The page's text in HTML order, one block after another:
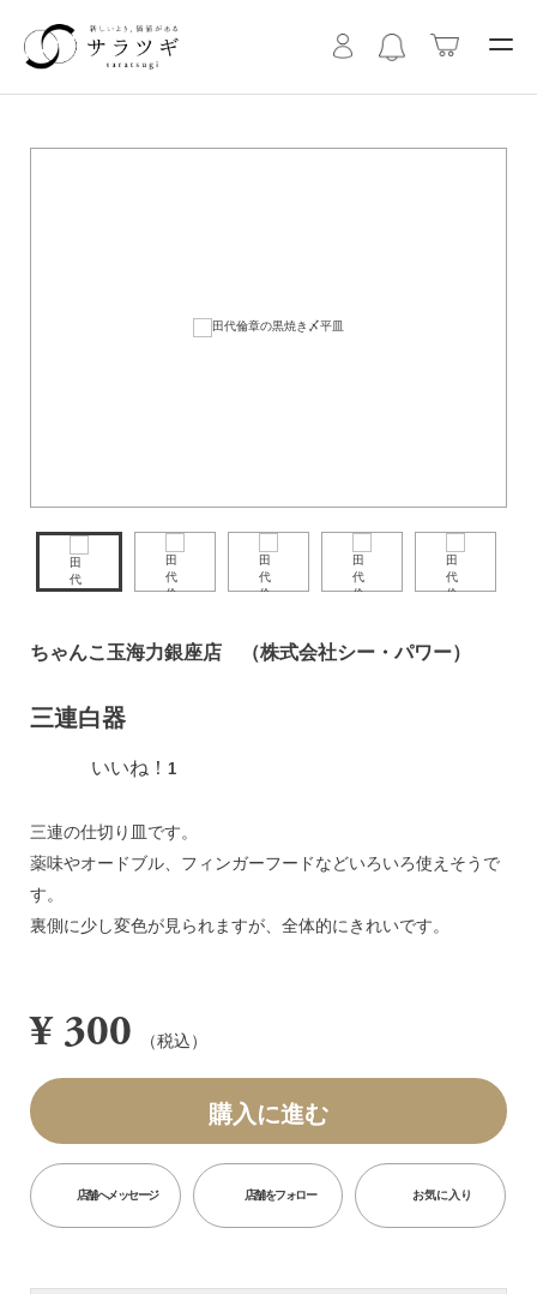
ちゃんこ玉海力銀座店 （株式会社シー・パワー）
三連白器
いいね！ 1
三連の仕切り皿です。
薬味やオードブル、フィンガーフードなどいろいろ使えそうで
す。
裏側に少し変色が見られますが、全体的にきれいです。
¥ 300 （税込）
購入に進む
店舗へメッセージ 店舗をフォロー お気に入り